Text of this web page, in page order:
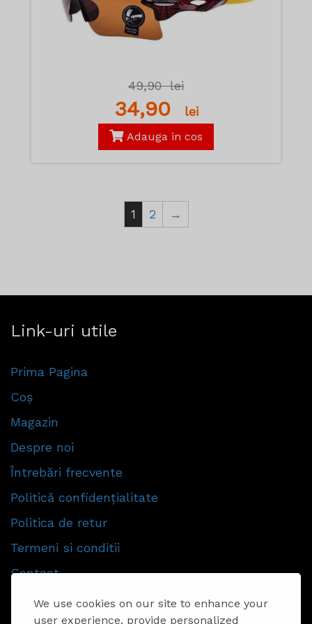
We use cookies on our site to enhance your
user experience, provide personalized
49,90lei
34,90 lei
Adauga in cos
1 2 →
Link-uri utile
Prima Pagina
Coș
Magazin
Despre noi
Întrebări frecvente
Politică confidențialitate
Politica de retur
Termeni si conditii
Contact